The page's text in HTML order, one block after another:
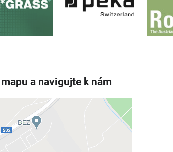
a navigujte k nám
obsah je blokovaný